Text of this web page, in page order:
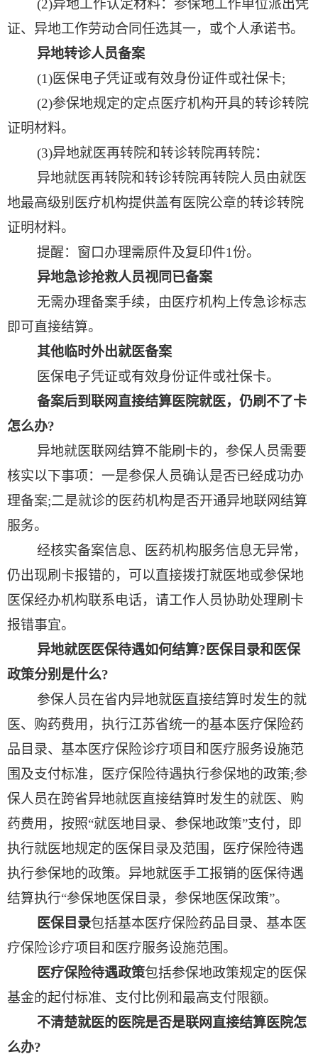
(2)异地工作认定材料：参保地工作单位派出凭
证、异地工作劳动合同任选其一，或个人承诺书。
异地转诊人员备案
(1)医保电子凭证或有效身份证件或社保卡;
(2)参保地规定的定点医疗机构开具的转诊转院
证明材料。
(3)异地就医再转院和转诊转院再转院：
异地就医再转院和转诊转院再转院人员由就医
地最高级别医疗机构提供盖有医院公章的转诊转院
证明材料。
提醒：窗口办理需原件及复印件1份。
异地急诊抢救人员视同已备案
无需办理备案手续，由医疗机构上传急诊标志
即可直接结算。
其他临时外出就医备案
医保电子凭证或有效身份证件或社保卡。
备案后到联网直接结算医院就医，仍刷不了卡
怎么办?
异地就医联网结算不能刷卡的，参保人员需要
核实以下事项：一是参保人员确认是否已经成功办
理备案;二是就诊的医药机构是否开通异地联网结算
服务。
经核实备案信息、医药机构服务信息无异常，
仍出现刷卡报错的，可以直接拨打就医地或参保地
医保经办机构联系电话，请工作人员协助处理刷卡
报错事宜。
异地就医医保待遇如何结算? 医保目录和医保
政策分别是什么?
参保人员在省内异地就医直接结算时发生的就
医、购药费用，执行江苏省统一的基本医疗保险药
品目录、基本医疗保险诊疗项目和医疗服务设施范
围及支付标准，医疗保险待遇执行参保地的政策;参
保人员在跨省异地就医直接结算时发生的就医、购
药费用，按照“就医地目录、参保地政策”支付，即
执行就医地规定的医保目录及范围，医疗保险待遇
执行参保地的政策。异地就医手工报销的医保待遇
结算执行“参保地医保目录，参保地医保政策”。
医保目录包括基本医疗保险药品目录、基本医
疗保险诊疗项目和医疗服务设施范围。
医疗保险待遇政策包括参保地政策规定的医保
基金的起付标准、支付比例和最高支付限额。
不清楚就医的医院是否是联网直接结算医院怎
么办?